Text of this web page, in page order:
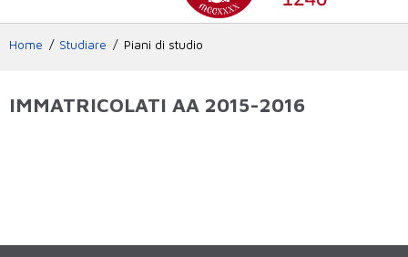
Home Studiare Piani di studio
IMMATRICOLATI AA 2015-2016